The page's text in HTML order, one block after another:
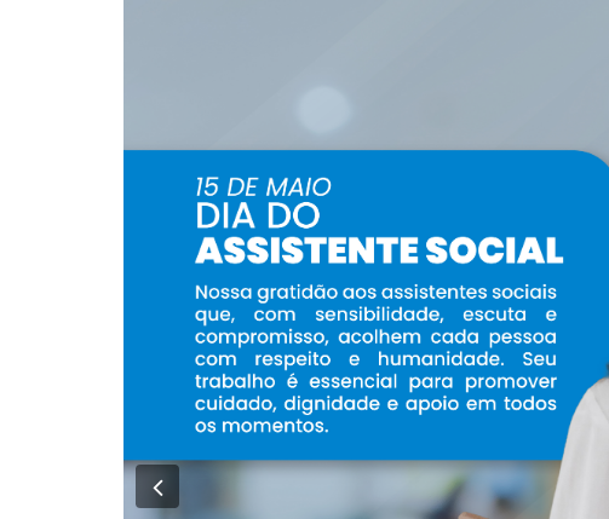
Previous